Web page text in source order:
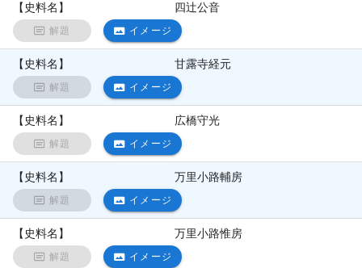
【史料名】 四辻公音
解題 イメージ
【史料名】 甘露寺経元
解題 イメージ
【史料名】 広橋守光
解題 イメージ
【史料名】 万里小路輔房
解題 イメージ
【史料名】 万里小路惟房
解題 イメージ